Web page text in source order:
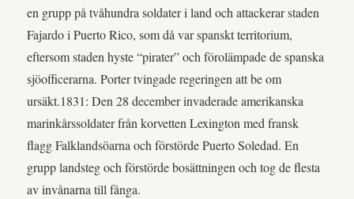
en grupp på tvåhundra soldater i land och attackerar staden
Fajardo i Puerto Rico, som då var spanskt territorium,
eftersom staden hyste “pirater” och förolämpade de spanska
sjöofficerarna. Porter tvingade regeringen att be om
ursäkt.1831: Den 28 december invaderade amerikanska
marinkårssoldater från korvetten Lexington med fransk
flagg Falklandsöarna och förstörde Puerto Soledad. En
grupp landsteg och förstörde bosättningen och tog de flesta
av invånarna till fånga.